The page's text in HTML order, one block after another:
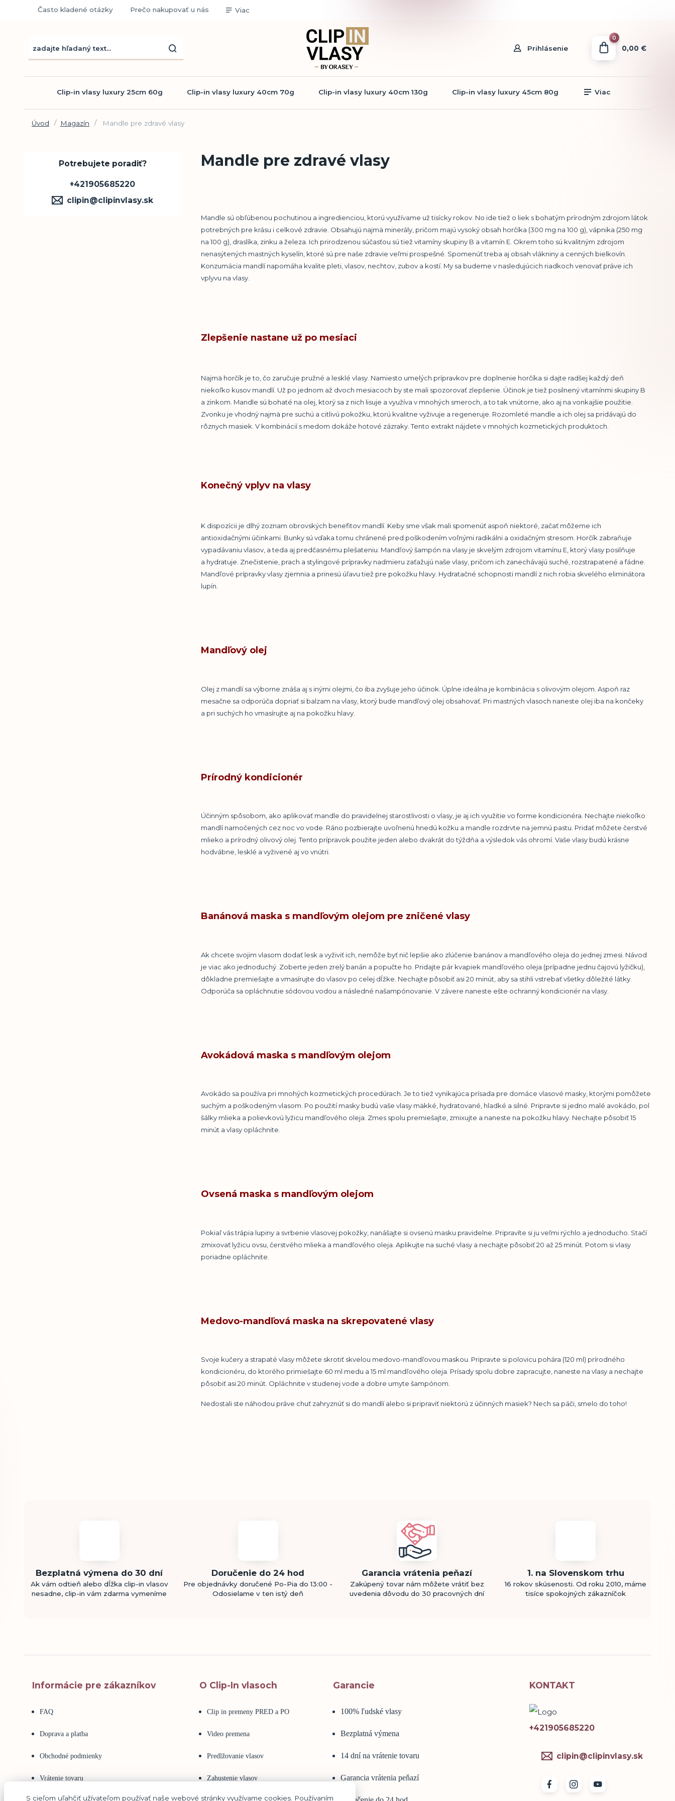
Často kladené otázky Prečo nakupovať u nás Viac
Prihlásenie
0
0,00 €
Clip-in vlasy luxury 25cm 60g Clip-in vlasy luxury 40cm 70g Clip-in vlasy luxury 40cm 130g Clip-in vlasy luxury 45cm 80g Viac
Úvod Magazín Mandle pre zdravé vlasy
Mandle pre zdravé vlasy
Mandle sú obľúbenou pochutinou a ingredienciou, ktorú využívame už tisícky rokov. No ide tiež o liek s bohatým prírodným zdrojom látok
potrebných pre krásu i celkové zdravie. Obsahujú najmä minerály, pričom majú vysoký obsah horčíka (300 mg na 100 g), vápnika (250 mg
na 100 g), draslíka, zinku a železa. Ich prirodzenou súčasťou sú tiež vitamíny skupiny B a vitamín E. Okrem toho sú kvalitným zdrojom
nenasýtených mastných kyselín, ktoré sú pre naše zdravie veľmi prospešné. Spomenúť treba aj obsah vlákniny a cenných bielkovín.
Konzumácia mandlí napomáha kvalite pleti, vlasov, nechtov, zubov a kostí. My sa budeme v nasledujúcich riadkoch venovať práve ich
vplyvu na vlasy.
Zlepšenie nastane už po mesiaci
Najmä horčík je to, čo zaručuje pružné a lesklé vlasy. Namiesto umelých prípravkov pre doplnenie horčíka si dajte radšej každý deň
niekoľko kusov mandlí. Už po jednom až dvoch mesiacoch by ste mali spozorovať zlepšenie. Účinok je tiež posilnený vitamínmi skupiny B
a zinkom. Mandle sú bohaté na olej, ktorý sa z nich lisuje a využíva v mnohých smeroch, a to tak vnútorne, ako aj na vonkajšie použitie.
Zvonku je vhodný najmä pre suchú a citlivú pokožku, ktorú kvalitne vyživuje a regeneruje. Rozomleté mandle a ich olej sa pridávajú do
rôznych masiek. V kombinácií s medom dokáže hotové zázraky. Tento extrakt nájdete v mnohých kozmetických produktoch.
Konečný vplyv na vlasy
K dispozícii je dlhý zoznam obrovských benefitov mandlí. Keby sme však mali spomenúť aspoň niektoré, začať môžeme ich
antioxidačnými účinkami. Bunky sú vďaka tomu chránené pred poškodením voľnými radikálni a oxidačným stresom. Horčík zabraňuje
vypadávaniu vlasov, a teda aj predčasnému plešateniu. Mandľový šampón na vlasy je skvelým zdrojom vitamínu E, ktorý vlasy posilňuje
a hydratuje. Znečistenie, prach a stylingové prípravky nadmieru zaťažujú naše vlasy, pričom ich zanechávajú suché, rozstrapatené a fádne.
Mandľové prípravky vlasy zjemnia a prinesú úľavu tiež pre pokožku hlavy. Hydratačné schopnosti mandlí z nich robia skvelého eliminátora
lupín.
Mandľový olej
Olej z mandlí sa výborne znáša aj s inými olejmi, čo iba zvyšuje jeho účinok. Úplne ideálna je kombinácia s olivovým olejom. Aspoň raz
mesačne sa odporúča dopriať si balzam na vlasy, ktorý bude mandľový olej obsahovať. Pri mastných vlasoch naneste olej iba na končeky
a pri suchých ho vmasírujte aj na pokožku hlavy.
Prírodný kondicionér
Účinným spôsobom, ako aplikovať mandle do pravidelnej starostlivosti o vlasy, je aj ich využitie vo forme kondicionéra. Nechajte niekoľko
mandlí namočených cez noc vo vode. Ráno pozbierajte uvoľnenú hnedú kožku a mandle rozdrvte na jemnú pastu. Pridať môžete čerstvé
mlieko a prírodný olivový olej. Tento prípravok použite jeden alebo dvakrát do týždňa a výsledok vás ohromí. Vaše vlasy budú krásne
hodvábne, lesklé a vyživené aj vo vnútri.
Banánová maska s mandľovým olejom pre zničené vlasy
Ak chcete svojim vlasom dodať lesk a vyživiť ich, nemôže byť nič lepšie ako zlúčenie banánov a mandľového oleja do jednej zmesi. Návod
je viac ako jednoduchý. Zoberte jeden zrelý banán a popučte ho. Pridajte pár kvapiek mandľového oleja (prípadne jednu čajovú lyžičku),
dôkladne premiešajte a vmasírujte do vlasov po celej dĺžke. Nechajte pôsobiť asi 20 minút, aby sa stihli vstrebať všetky dôležité látky.
Odporúča sa opláchnutie sódovou vodou a následné našampónovanie. V závere naneste ešte ochranný kondicionér na vlasy.
Avokádová maska s mandľovým olejom
Avokádo sa používa pri mnohých kozmetických procedúrach. Je to tiež vynikajúca prísada pre domáce vlasové masky, ktorými pomôžete
suchým a poškodeným vlasom. Po použití masky budú vaše vlasy mäkké, hydratované, hladké a silné. Pripravte si jedno malé avokádo, pol
šálky mlieka a polievkovú lyžicu mandľového oleja. Zmes spolu premiešajte, zmixujte a naneste na pokožku hlavy. Nechajte pôsobiť 15
minút a vlasy opláchnite.
Ovsená maska s mandľovým olejom
Pokiaľ vás trápia lupiny a svrbenie vlasovej pokožky, nanášajte si ovsenú masku pravidelne. Pripravíte si ju veľmi rýchlo a jednoducho. Stačí
zmixovať lyžicu ovsu, čerstvého mlieka a mandľového oleja. Aplikujte na suché vlasy a nechajte pôsobiť 20 až 25 minút. Potom si vlasy
poriadne opláchnite.
Medovo-mandľová maska na skrepovatené vlasy
Svoje kučery a strapaté vlasy môžete skrotiť skvelou medovo-mandľovou maskou. Pripravte si polovicu pohára (120 ml) prírodného
kondicionéru, do ktorého primiešajte 60 ml medu a 15 ml mandľového oleja. Prísady spolu dobre zapracujte, naneste na vlasy a nechajte
pôsobiť asi 20 minút. Opláchnite v studenej vode a dobre umyte šampónom.
Nedostali ste náhodou práve chuť zahryznúť si do mandlí alebo si pripraviť niektorú z účinných masiek? Nech sa páči, smelo do toho!
Potrebujete poradiť?
+421905685220
clipin@clipinvlasy.sk
Bezplatná výmena do 30 dní
Ak vám odtieň alebo dĺžka clip-in vlasov
nesadne, clip-in vám zdarma vymeníme
Doručenie do 24 hod
Pre objednávky doručené Po-Pia do 13:00 -
Odosielame v ten istý deň
Garancia vrátenia peňazí
Zakúpený tovar nám môžete vrátiť bez
uvedenia dôvodu do 30 pracovných dní
1. na Slovenskom trhu
16 rokov skúsenosti. Od roku 2010, máme
tisíce spokojných zákazníčok
Informácie pre zákazníkov
FAQ
Doprava a platba
Obchodné podmienky
Vrátenie tovaru
O Clip-In vlasoch
Clip in premeny PRED a PO
Video premena
Predlžovanie vlasov
Zahustenie vlasov
Garancie
100% ľudské vlasy
Bezplatná výmena
14 dní na vrátenie tovaru
Garancia vrátenia peňazí
KONTAKT
+421905685220
clipin@clipinvlasy.sk
S cieľom uľahčiť užívateľom používať naše webové stránky využívame cookies. Používaním